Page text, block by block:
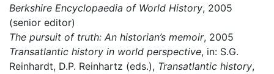
Berkshire Encyclopaedia of World History, 2005
(senior editor)
The pursuit of truth: An historian’s memoir, 2005
Transatlantic history in world perspective, in: S.G.
Reinhardt, D.P. Reinhartz (eds.), Transatlantic history,